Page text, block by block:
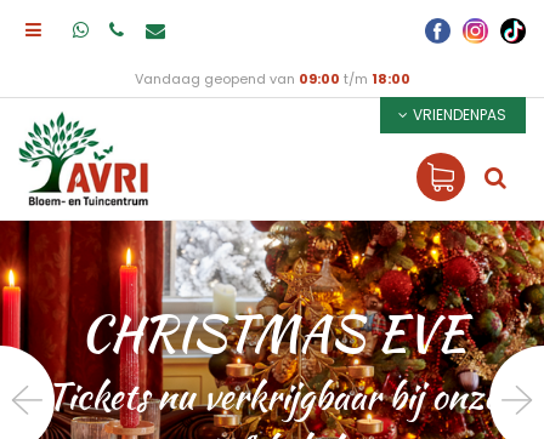
CHRISTMAS EVE
Tickets nu verkrijgbaar bij onze
Vandaag geopend van 09:00 t/m 18:00
VRIENDENPAS